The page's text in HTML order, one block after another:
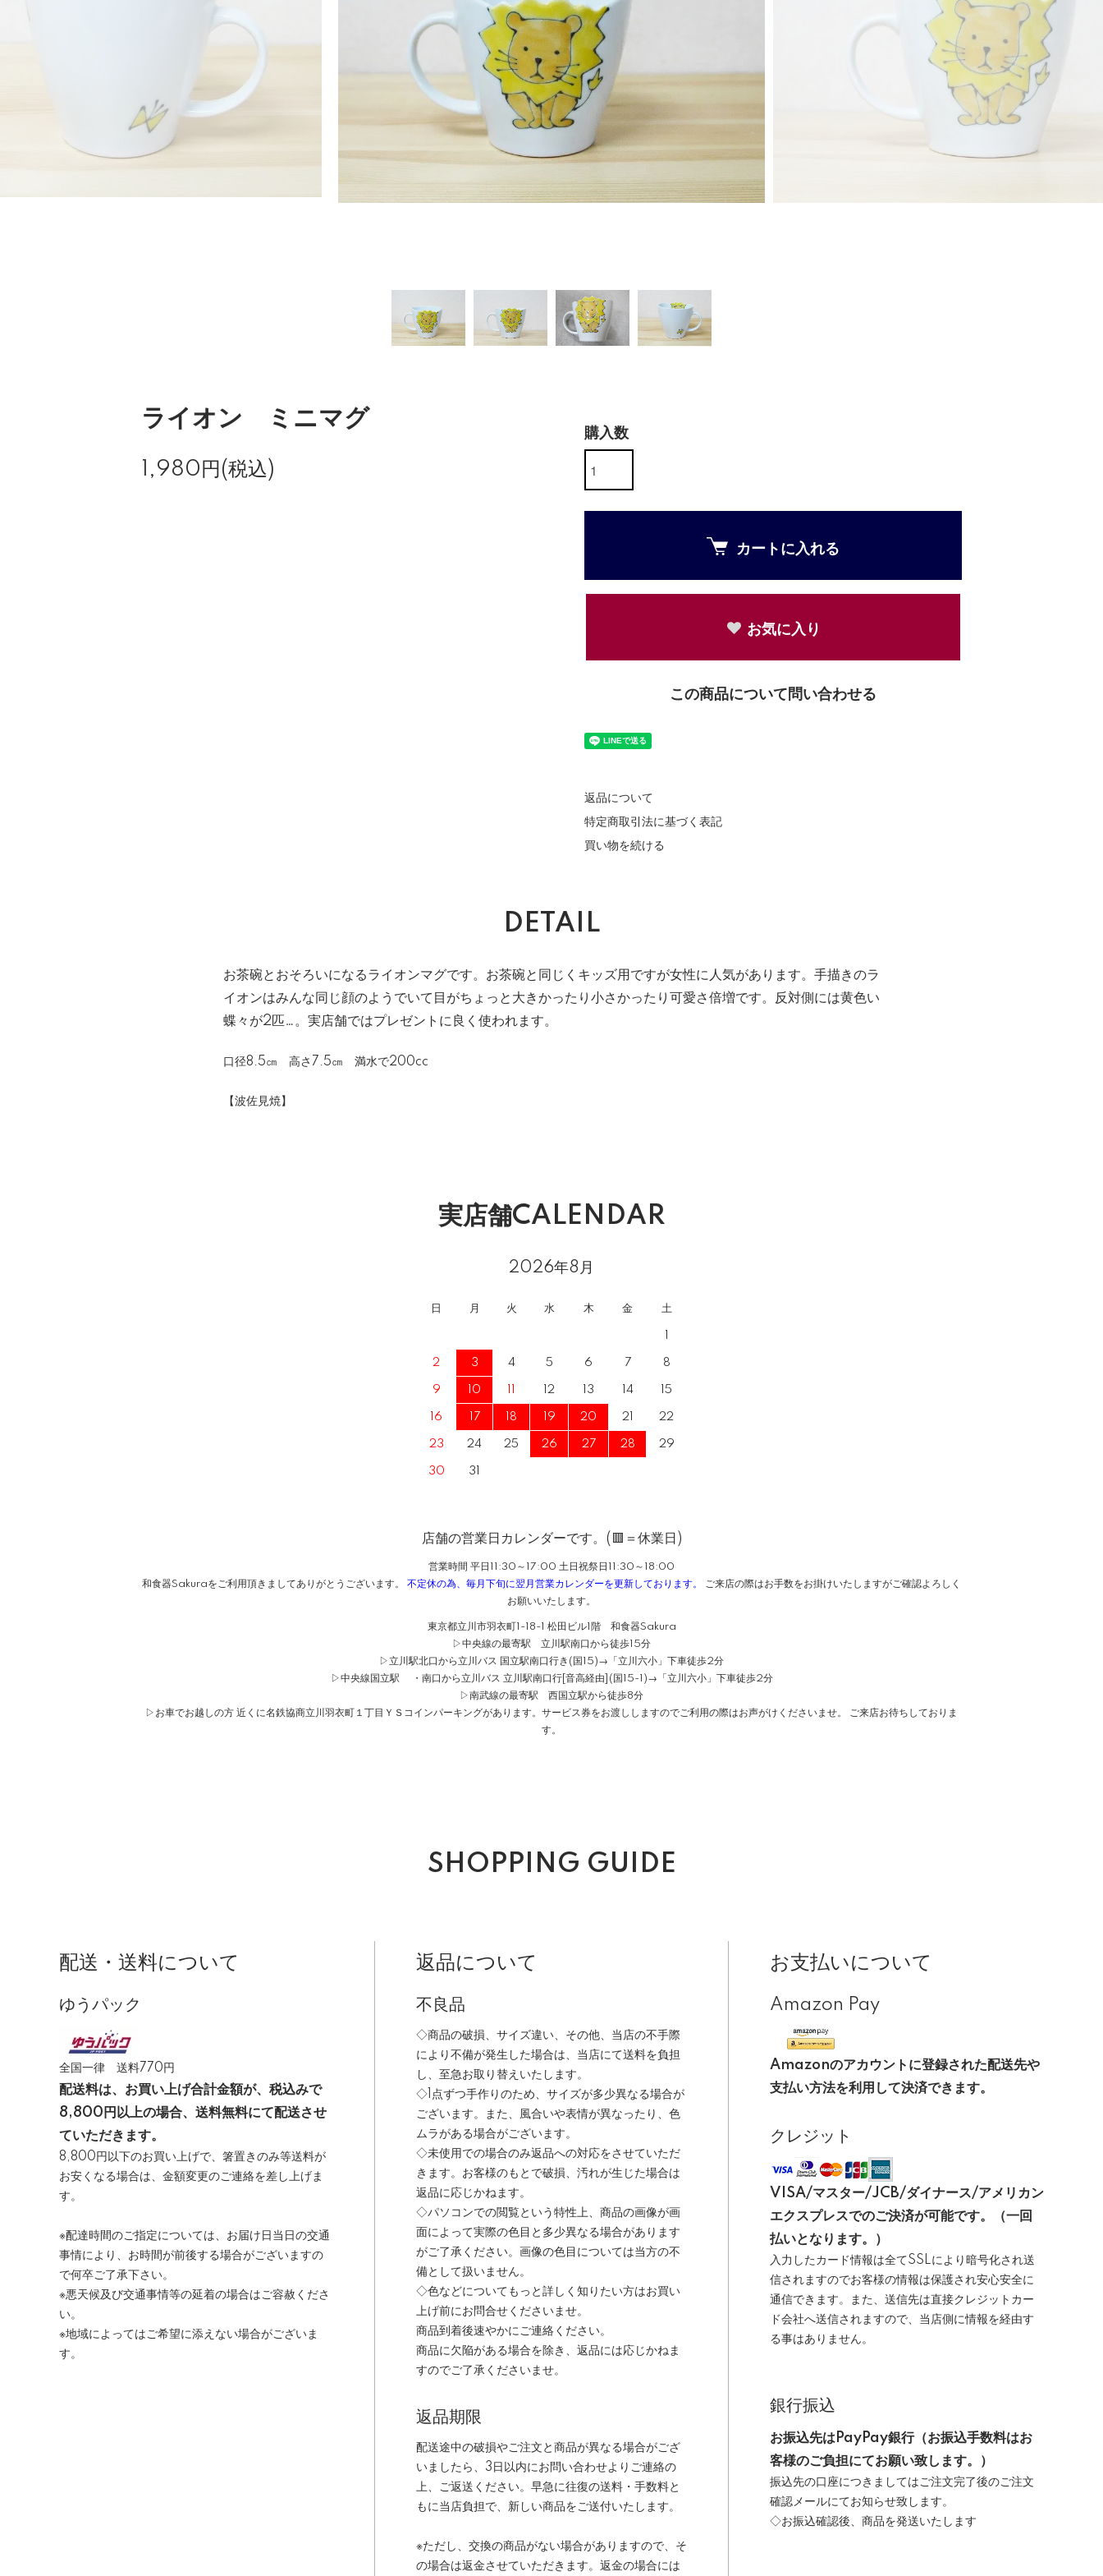
ライオン ミニマグ
1,980円(税込)
購入数
カートに入れる
お気に入り
この商品について問い合わせる
返品について
特定商取引法に基づく表記
買い物を続ける
DETAIL
お茶碗とおそろいになるライオンマグです。お茶碗と同じくキッズ用ですが女性に人気があります。手描きのラ
イオンはみんな同じ顔のようでいて目がちょっと大きかったり小さかったり可愛さ倍増です。反対側には黄色い
蝶々が2匹…。実店舗ではプレゼントに良く使われます。
口径8.5㎝ 高さ7.5㎝ 満水で200cc
【波佐見焼】
実店舗CALENDAR
2026年8月
日 月 火 水 木 金 土
2 3 4 5 6 7 8
9 10 12 13 14 15
16 17 18 19 20 21 22
23 24 25 26 27 28 29
30 31
店舗の営業日カレンダーです。(🟥＝休業日)
営業時間 平日11:30～17:00 土日祝祭日11:30～18:00
和食器Sakuraをご利用頂きましてありがとうございます。 不定休の為、毎月下旬に翌月営業カレンダーを更新しております。
ご来店の際はお手数をお掛けいたしますがご確認よろしく
お願いいたします。
東京都立川市羽衣町1-18-1 松田ビル1階 和食器Sakura
▷中央線の最寄駅 立川駅南口から徒歩15分
▷立川駅北口から立川バス 国立駅南口行き(国15)→「立川六小」下車徒歩2分
▷中央線国立駅 ・南口から立川バス 立川駅南口行[音高経由](国15-1)→「立川六小」下車徒歩2分
▷南武線の最寄駅 西国立駅から徒歩8分
▷お車でお越しの方 近くに名鉄協商立川羽衣町１丁目ＹＳコインパーキングがあります。サービス券をお渡ししますのでご利用の際はお声がけくださいませ。 ご来店お待ちしておりま
す。
SHOPPING GUIDE
配送・送料について
ゆうパック
全国一律 送料770円
配送料は、お買い上げ合計金額が、税込みで
8,800円以上の場合、送料無料にて配送させ
ていただきます。
8,800円以下のお買い上げで、箸置きのみ等送料が
お安くなる場合は、金額変更のご連絡を差し上げま
す。
※配達時間のご指定については、お届け日当日の交通
事情により、お時間が前後する場合がございますの
で何卒ご了承下さい。
※悪天候及び交通事情等の延着の場合はご容赦くださ
い。
※地域によってはご希望に添えない場合がございま
す。
返品について
不良品
◇商品の破損、サイズ違い、その他、当店の不手際
により不備が発生した場合は、当店にて送料を負担
し、至急お取り替えいたします。
◇1点ずつ手作りのため、サイズが多少異なる場合が
ございます。また、風合いや表情が異なったり、色
ムラがある場合がございます。
◇未使用での場合のみ返品への対応をさせていただ
きます。お客様のもとで破損、汚れが生じた場合は
返品に応じかねます。
◇パソコンでの閲覧という特性上、商品の画像が画
面によって実際の色目と多少異なる場合があります
がご了承ください。画像の色目については当方の不
備として扱いません。
◇色などについてもっと詳しく知りたい方はお買い
上げ前にお問合せくださいませ。
商品到着後速やかにご連絡ください。
商品に欠陥がある場合を除き、返品には応じかねま
すのでご了承くださいませ。
返品期限
配送途中の破損やご注文と商品が異なる場合がござ
いましたら、3日以内にお問い合わせよりご連絡の
上、ご返送ください。早急に往復の送料・手数料と
もに当店負担で、新しい商品をご送付いたします。
※ただし、交換の商品がない場合がありますので、そ
の場合は返金させていただきます。返金の場合には
お支払いについて
Amazon Pay
Amazonのアカウントに登録された配送先や
支払い方法を利用して決済できます。
クレジット
VISA/マスター/JCB/ダイナース/アメリカン
エクスプレスでのご決済が可能です。（一回
払いとなります。）
入力したカード情報は全てSSLにより暗号化され送
信されますのでお客様の情報は保護され安心安全に
通信できます。また、送信先は直接クレジットカー
ド会社へ送信されますので、当店側に情報を経由す
る事はありません。
銀行振込
お振込先はPayPay銀行（お振込手数料はお
客様のご負担にてお願い致します。）
振込先の口座につきましてはご注文完了後のご注文
確認メールにてお知らせ致します。
◇お振込確認後、商品を発送いたします